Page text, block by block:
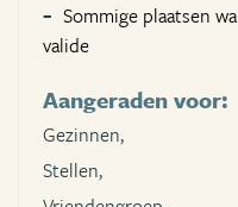
Sommige plaatsen
valide
Aangeraden voor:
Gezinnen,
Stellen,